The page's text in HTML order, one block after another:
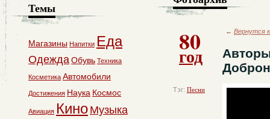
80
год
Тэг: Песни
← Вернутся
Темы
Магазины Напитки Еда
ОдеждаОбувь Техника
Косметика Автомобили
Достижения Наука Космос
Авиация Кино Музыка